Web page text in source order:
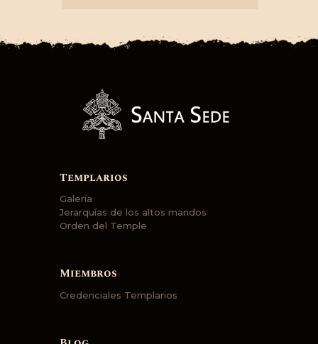
Templarios
Galería
Jerarquías de los altos mandos
Orden del Temple
Miembros
Credenciales Templarios